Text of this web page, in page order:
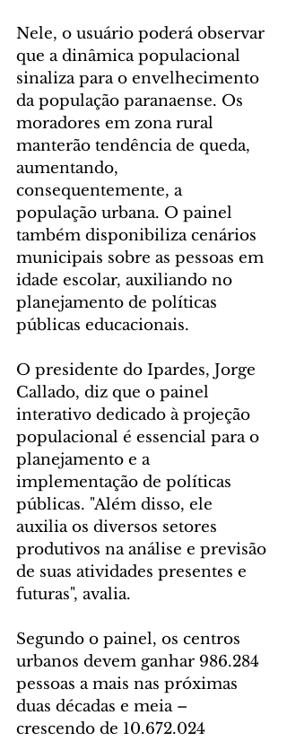
Nele, o usuário poderá observar
que a dinâmica populacional
sinaliza para o envelhecimento
da população paranaense. Os
moradores em zona rural
manterão tendência de queda,
aumentando,
consequentemente, a
população urbana. O painel
também disponibiliza cenários
municipais sobre as pessoas em
idade escolar, auxiliando no
planejamento de políticas
públicas educacionais.
O presidente do Ipardes, Jorge
Callado, diz que o painel
interativo dedicado à projeção
populacional é essencial para o
planejamento e a
implementação de políticas
públicas. "Além disso, ele
auxilia os diversos setores
produtivos na análise e previsão
de suas atividades presentes e
futuras", avalia.
Segundo o painel, os centros
urbanos devem ganhar 986.284
pessoas a mais nas próximas
duas décadas e meia –
crescendo de 10.672.024